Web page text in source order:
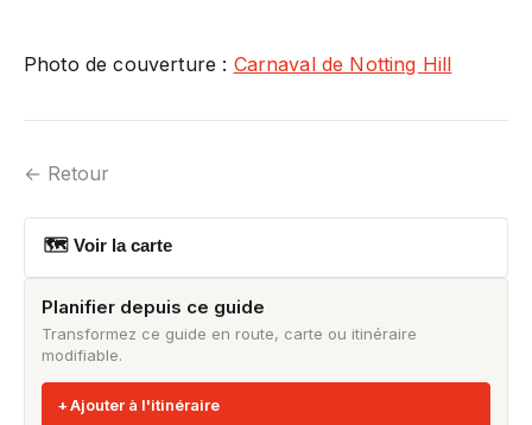
Photo de couverture : Carnaval de Notting Hill
← Retour
🗺 Voir la carte
Planifier depuis ce guide
Transformez ce guide en route, carte ou itinéraire
modifiable.
Ajouter à l'itinéraire